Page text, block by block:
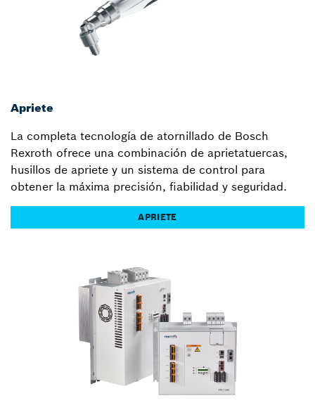
Apriete
La completa tecnología de atornillado de Bosch
Rexroth ofrece una combinación de aprietatuercas,
husillos de apriete y un sistema de control para
obtener la máxima precisión, fiabilidad y seguridad.
APRIETE